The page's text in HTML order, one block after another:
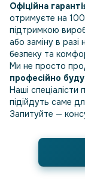
Офіційна
отримуєте на
підтримкою
або заміну в
безпеку та
Ми не просто
професійно
Наші
підійдуть саме
Запитуйте —